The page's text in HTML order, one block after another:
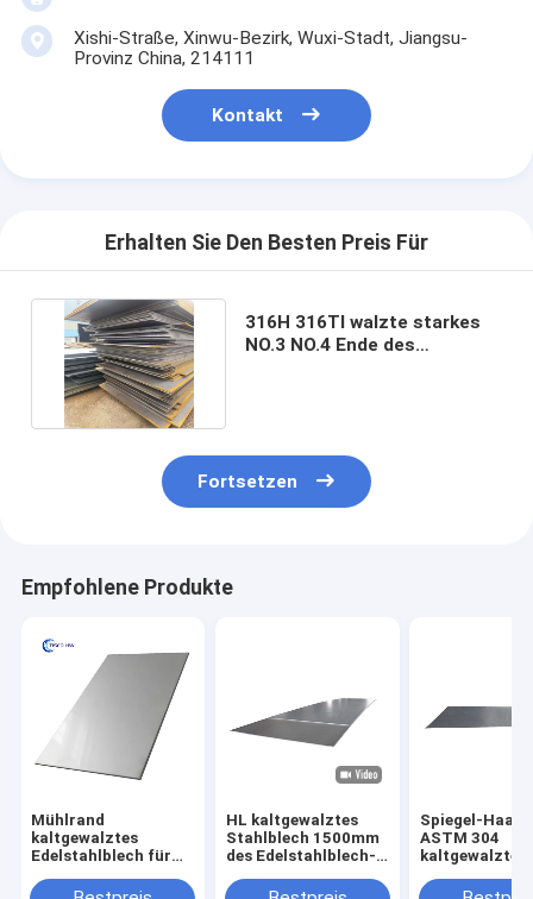
Xishi-Straße, Xinwu-Bezirk, Wuxi-Stadt, Jiangsu-
Provinz China, 214111
Kontakt
Erhalten Sie Den Besten Preis Für
316H 316TI walzte starkes
NO.3 NO.4 Ende des
Fortsetzen
Empfohlene Produkte
Mühlrand
kaltgewalztes
Edelstahlblech für
Anwendung
HL kaltgewalztes
Stahlblech 1500mm
des Edelstahlblech-
Spiegel-
ASTM 304
kaltgewalzter
Ende6000mm